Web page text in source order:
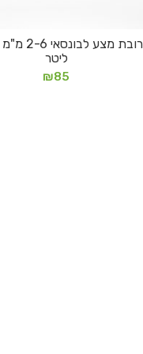
הוספה לסל
ליטר
₪85